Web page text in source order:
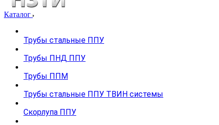
Каталог
Трубы стальные ППУ
Трубы ПНД ППУ
Трубы ППМ
Трубы стальные ППУ ТВИН системы
Скорлупа ППУ